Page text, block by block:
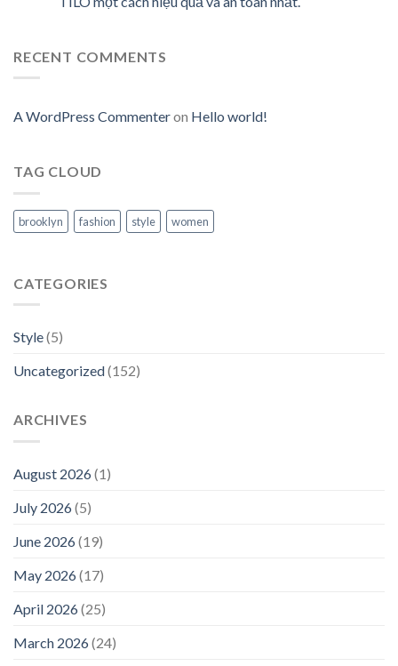
RECENT COMMENTS
A WordPress Commenteron Hello world!
TAG CLOUD
brooklyn fashion style women
CATEGORIES
Style(5)
Uncategorized(152)
ARCHIVES
August 2026(1)
July 2026(5)
June 2026(19)
May 2026(17)
April 2026(25)
March 2026(24)